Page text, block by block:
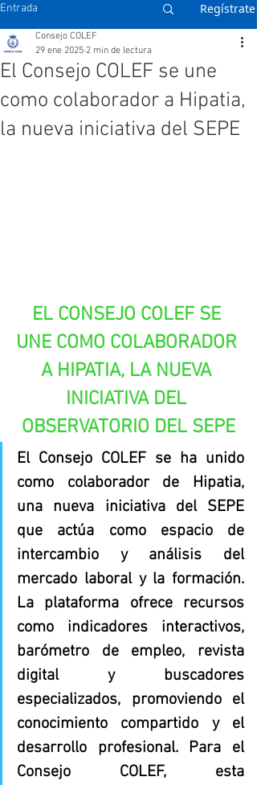
Entrada Regístrate
El Consejo COLEF se une
como colaborador a Hipatia,
la nueva iniciativa del SEPE
Consejo COLEF
29 ene 2025 2 min de lectura
EL CONSEJO COLEF SE
UNE COMO COLABORADOR
A HIPATIA, LA NUEVA
INICIATIVA DEL
OBSERVATORIO DEL SEPE
El Consejo COLEF se ha unido
como colaborador de Hipatia,
una nueva iniciativa del SEPE
que actúa como espacio de
intercambio y análisis del
mercado laboral y la formación.
La plataforma ofrece recursos
como indicadores interactivos,
barómetro de empleo, revista
digital y buscadores
especializados, promoviendo el
conocimiento compartido y el
desarrollo profesional. Para el
Consejo COLEF, esta